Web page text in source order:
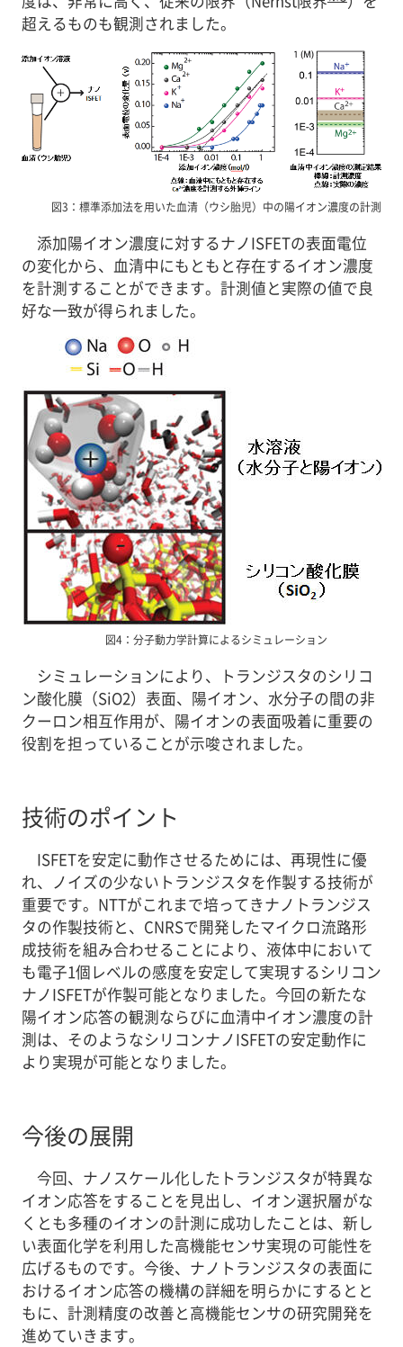
超えるものも観測されました。
図3：標準添加法を用いた血清（ウシ胎児）中の陽イオン濃度の計測
添加陽イオン濃度に対するナノISFETの表面電位
の変化から、血清中にもともと存在するイオン濃度
を計測することができます。計測値と実際の値で良
好な一致が得られました。
図4：分子動力学計算によるシミュレーション
シミュレーションにより、トランジスタのシリコ
ン酸化膜（SiO2）表面、陽イオン、水分子の間の非
クーロン相互作用が、陽イオンの表面吸着に重要の
役割を担っていることが示唆されました。
技術のポイント
ISFETを安定に動作させるためには、再現性に優
れ、ノイズの少ないトランジスタを作製する技術が
重要です。NTTがこれまで培ってきナノトランジス
タの作製技術と、CNRSで開発したマイクロ流路形
成技術を組み合わせることにより、液体中において
も電子1個レベルの感度を安定して実現するシリコン
ナノISFETが作製可能となりました。今回の新たな
陽イオン応答の観測ならびに血清中イオン濃度の計
測は、そのようなシリコンナノISFETの安定動作に
より実現が可能となりました。
今後の展開
今回、ナノスケール化したトランジスタが特異な
イオン応答をすることを見出し、イオン選択層がな
くとも多種のイオンの計測に成功したことは、新し
い表面化学を利用した高機能センサ実現の可能性を
広げるものです。今後、ナノトランジスタの表面に
おけるイオン応答の機構の詳細を明らかにするとと
もに、計測精度の改善と高機能センサの研究開発を
進めていきます。